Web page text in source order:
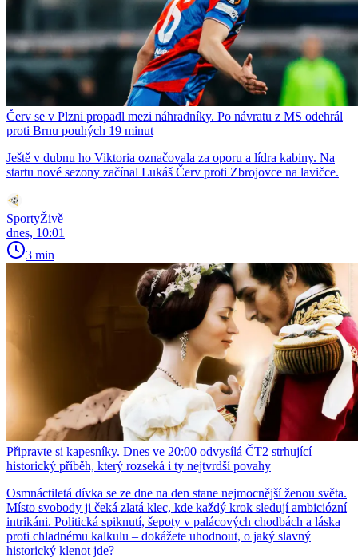
Červ se v Plzni propadl mezi náhradníky. Po návratu z MS odehrál
proti Brnu pouhých 19 minut
Ještě v dubnu ho Viktoria označovala za oporu a lídra kabiny. Na
startu nové sezony začínal Lukáš Červ proti Zbrojovce na lavičce.
SportyŽivě
dnes, 10:01
3 min
Připravte si kapesníky. Dnes ve 20:00 odvysílá ČT2 strhující
historický příběh, který rozseká i ty nejtvrdší povahy
Osmnáctiletá dívka se ze dne na den stane nejmocnější ženou světa.
Místo svobody ji čeká zlatá klec, kde každý krok sledují ambiciózní
intrikáni. Politická spiknutí, šepoty v palácových chodbách a láska
proti chladnému kalkulu – dokážete uhodnout, o jaký slavný
historický klenot jde?